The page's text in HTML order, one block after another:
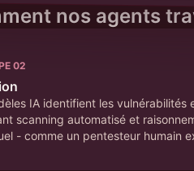
nos agents
02
IA identifient les vulnérabilités
scanning automatisé et
- comme un pentesteur humain